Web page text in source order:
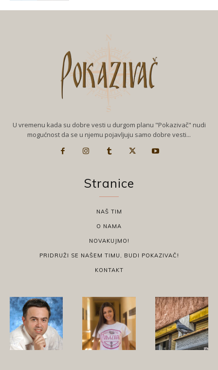
U vremenu kada su dobre vesti u durgom planu "Pokazivač" nudi
mogućnost da se u njemu pojavljuju samo dobre vesti...
Stranice
NAŠ TIM
O NAMA
NOVAKUJMO!
PRIDRUŽI SE NAŠEM TIMU, BUDI POKAZIVAČ!
KONTAKT